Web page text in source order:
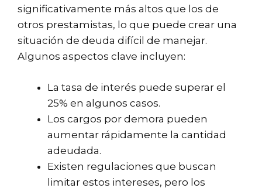
significativamente más altos que los de
otros prestamistas, lo que puede crear una
situación de deuda difícil de manejar.
Algunos aspectos clave incluyen:
La tasa de interés puede superar el
25% en algunos casos.
Los cargos por demora pueden
aumentar rápidamente la cantidad
adeudada.
Existen regulaciones que buscan
limitar estos intereses, pero los